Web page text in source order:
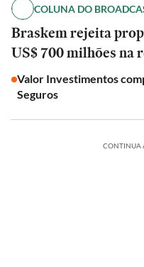
COLUNA DO
Braskem rejeita
US$ 700 milhões na
Valor Investimentos
Seguros
CONTINUA